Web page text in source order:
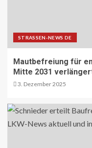
STRASSEN-NEWS DE
Mautbefreiung für
Mitte 2031
3. Dezember 2025